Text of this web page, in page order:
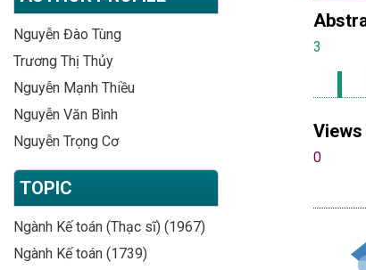
Nguyễn Đào Tùng
Trương Thị Thủy
Nguyễn Mạnh Thiều
Nguyễn Văn Bình
Nguyễn Trọng Cơ
TOPIC
Ngành Kế toán (Thạc sĩ) (1967)
Ngành Kế toán (1739)
3
0